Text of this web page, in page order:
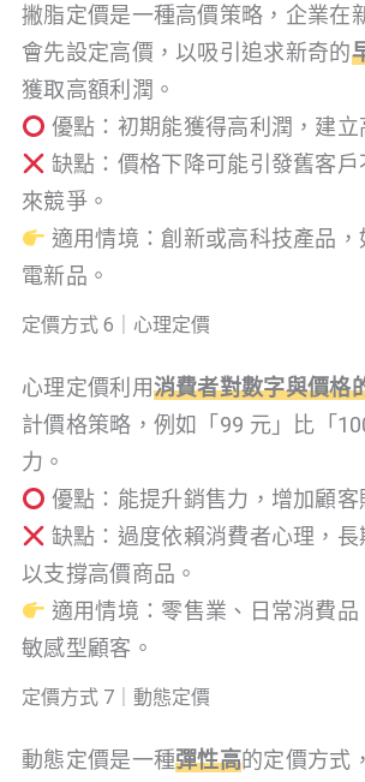
撇脂定價是一種高價策略，企業在
會先設定高價，以吸引追求新奇的
獲取高額利潤。
優點：初期能獲得高利潤，建立
缺點：價格下降可能引發舊客戶
來競爭。
適用情境：創新或高科技產品
電新品。
定價方式 6｜心理定價
心理定價利用消費者對數字與價格
計價格策略，例如「99 元」比「
力。
優點：能提升銷售力，增加顧客
缺點：過度依賴消費者心理，
以支撐高價商品。
適用情境：零售業、日常消費
敏感型顧客。
定價方式 7｜動態定價
動態定價是一種彈性高的定價方式